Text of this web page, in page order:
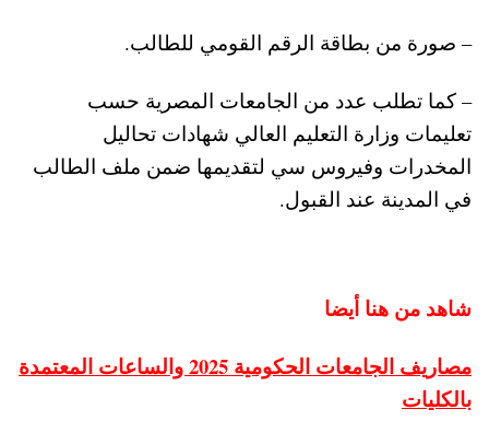
– صورة من بطاقة الرقم القومي للطالب.
– كما تطلب عدد من الجامعات المصرية حسب
تعليمات وزارة التعليم العالي شهادات تحاليل
المخدرات وفيروس سي لتقديمها ضمن ملف الطالب
في المدينة عند القبول.
شاهد من هنا أيضا
مصاريف الجامعات الحكومية 2025 والساعات المعتمدة
بالكليات